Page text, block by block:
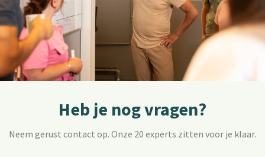
Heb je nog vragen?
Neem gerust contact op. Onze 20 experts zitten voor je klaar.